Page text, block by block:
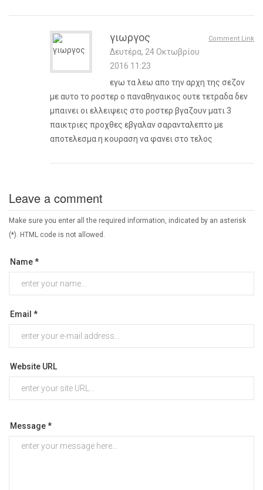
Comment Link
γιωργος
Δευτέρα, 24 Οκτωβρίου
2016 11:23
εγω τα λεω απο την αρχη της σεζον
με αυτο το ροστερ ο παναθηναικος ουτε τετραδα δεν
μπαινει οι ελλειψεις στο ροστερ βγαζουν ματι 3
παικτριες προχθες εβγαλαν σαρανταλεπτο με
αποτελεσμα η κουραση να φανει στο τελος
Leave a comment
Make sure you enter all the required information, indicated by an asterisk
(*). HTML code is not allowed.
Name *
Email *
Website URL
Message *